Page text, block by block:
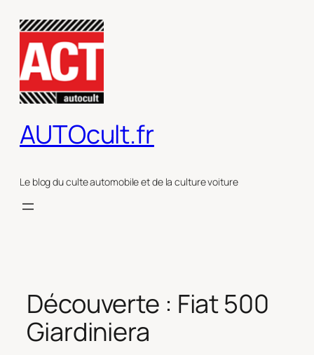
contenu
AUTOcult.fr
Le blog du culte automobile et de la culture voiture
Découverte : Fiat 500
Giardiniera